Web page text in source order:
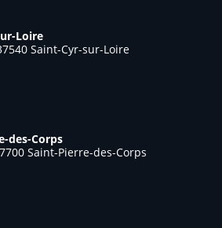
Loire
Saint-Cyr-sur-Loire
des-Corps
Saint-Pierre-des-Corps